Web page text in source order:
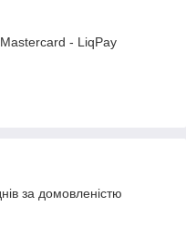
- LiqPay
за домовленістю